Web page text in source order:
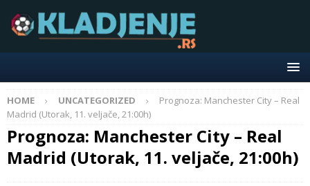
HOME UNCATEGORIZED
Prognoza: Manchester City – Real
Madrid (Utorak, 11. veljače, 21:00h)
Prognoza: Manchester City – Real
Madrid (Utorak, 11. veljače, 21:00h)